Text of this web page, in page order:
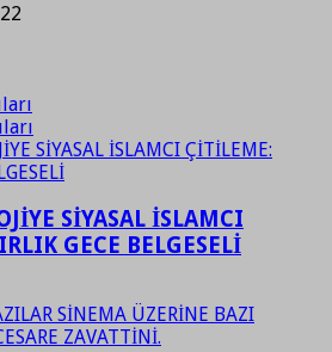
SİYASAL İSLAMCI
GECE BELGESELİ